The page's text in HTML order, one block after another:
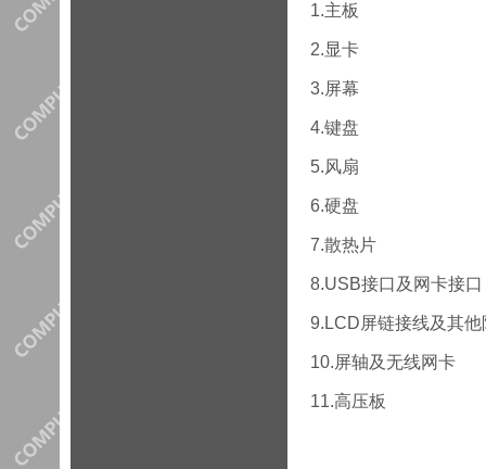
1.主板
2.显卡
3.屏幕
4.键盘
5.风扇
6.硬盘
7.散热片
8.USB接口及网卡接
9.LCD屏链接线及其
10.屏轴及无线网卡
11.高压板